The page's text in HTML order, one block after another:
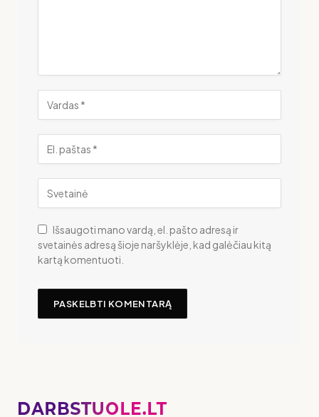
Išsaugoti mano vardą, el. pašto adresą ir
svetainės adresą šioje naršyklėje, kad galėčiau kitą
kartą komentuoti.